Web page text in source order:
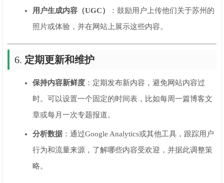
用户生成内容（UGC）
：鼓励用户上传他们关于苏州的
照片或体验，并在网站上展示这些内容。
6. 定期更新和维护
保持内容新鲜度 ：定期发布新内容，避免网站内容过
时。可以设置一个固定的时间表，比如每周一篇博客文
章或每月一次专题报道。
分析数据 ：通过Google Analytics或其他工具，跟踪用户
行为和流量来源，了解哪些内容受欢迎，并据此调整策
略。